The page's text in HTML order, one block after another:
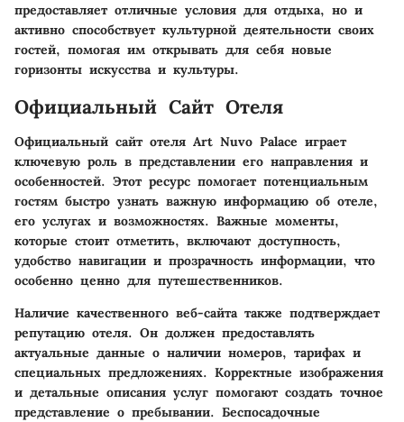
предоставляет отличные условия для отдыха, но и
активно способствует культурной деятельности своих
гостей, помогая им открывать для себя новые
горизонты искусства и культуры.
Официальный Сайт Отеля
Официальный сайт отеля Art Nuvo Palace играет
ключевую роль в представлении его направления и
особенностей. Этот ресурс помогает потенциальным
гостям быстро узнать важную информацию об отеле,
его услугах и возможностях. Важные моменты,
которые стоит отметить, включают доступность,
удобство навигации и прозрачность информации, что
особенно ценно для путешественников.
Наличие качественного веб-сайта также подтверждает
репутацию отеля. Он должен предоставлять
актуальные данные о наличии номеров, тарифах и
специальных предложениях. Корректные изображения
и детальные описания услуг помогают создать точное
представление о пребывании. Беспосадочные